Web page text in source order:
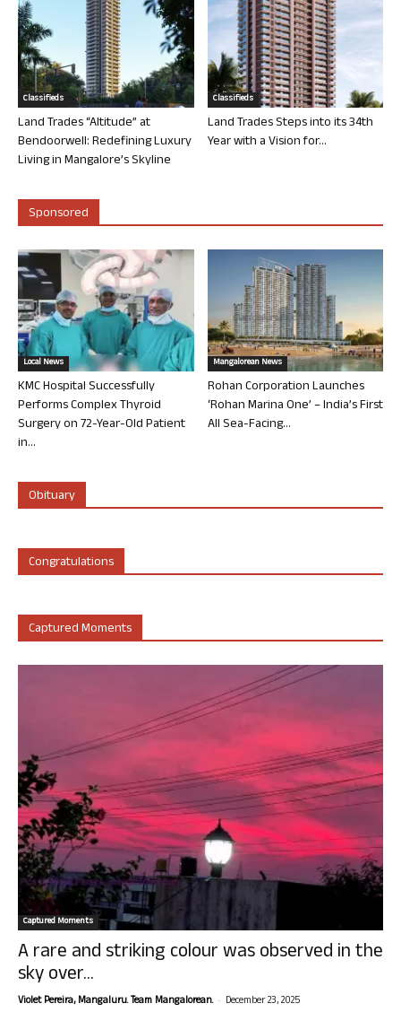
Classifieds
Land Trades “Altitude” at
Bendoorwell: Redefining Luxury
Living in Mangalore’s Skyline
Classifieds
Land Trades Steps into its 34th
Year with a Vision for...
Sponsored
Local News
KMC Hospital Successfully
Performs Complex Thyroid
Surgery on 72-Year-Old Patient
in...
Mangalorean News
Rohan Corporation Launches
‘Rohan Marina One’ – India’s First
All Sea-Facing...
Obituary
Congratulations
Captured Moments
Captured Moments
A rare and striking colour was observed in the
sky over...
Violet Pereira, Mangaluru. Team Mangalorean. - December 23, 2025